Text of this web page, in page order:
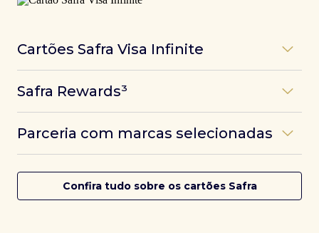
Cartões Safra Visa Infinite
experiências refinadas a benefícios únicos, como
converte seus investimentos em limite no cartão e
conta com acesso a mais de 1.400 salas VIP Dragon
Pass ao redor do mundo.
Safra Rewards³
das melhores pontuações do mercado.
Parceria com marcas selecionadas
cartões Safra.
Confira tudo sobre os cartões Safra